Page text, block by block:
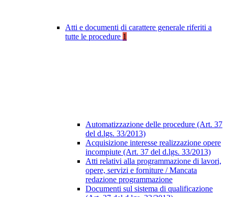
Atti e documenti di carattere generale riferiti a
tutte le procedure 1
Automatizzazione delle procedure (Art. 37
del d.lgs. 33/2013)
Acquisizione interesse realizzazione opere
incompiute (Art. 37 del d.lgs. 33/2013)
Atti relativi alla programmazione di lavori,
opere, servizi e forniture / Mancata
redazione programmazione
Documenti sul sistema di qualificazione